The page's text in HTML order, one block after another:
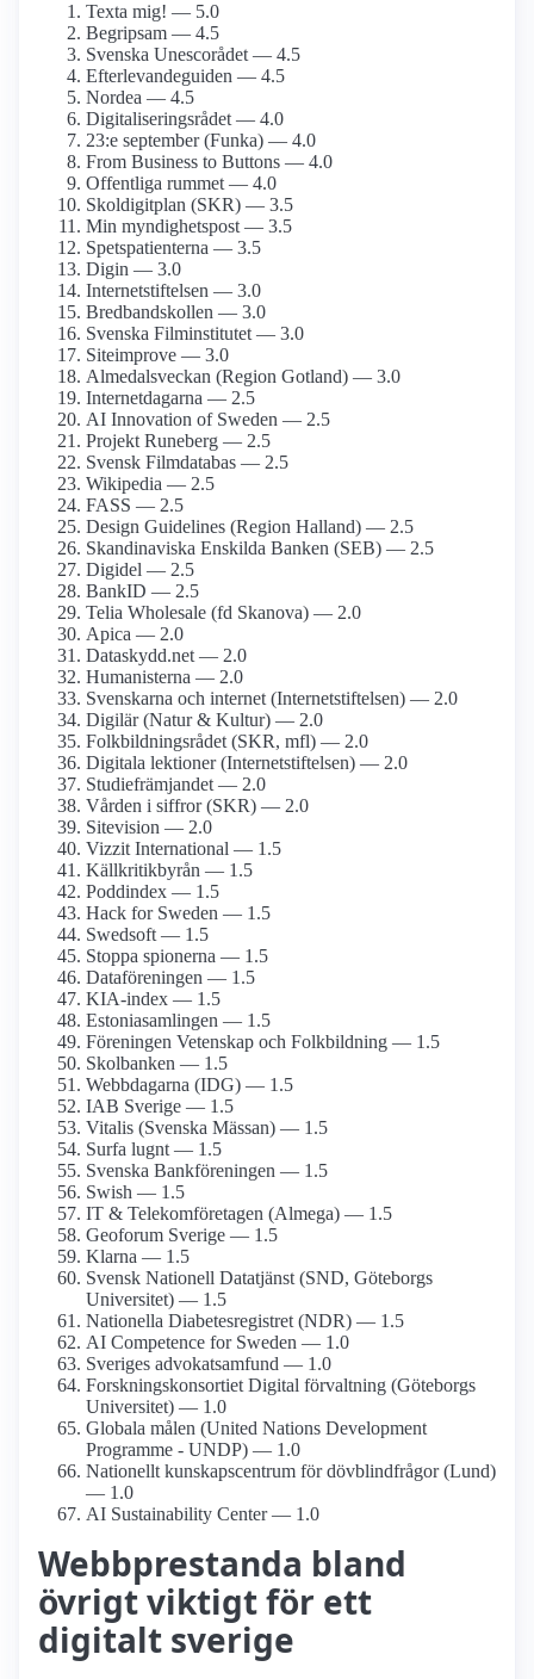
Texta mig! — 5.0
Begripsam — 4.5
Svenska Unescorådet — 4.5
Efterlevande­guiden — 4.5
Nordea — 4.5
Digitaliseringsrådet — 4.0
23:e september (Funka) — 4.0
From Business to Buttons — 4.0
Offentliga rummet — 4.0
Skoldigitplan (SKR) — 3.5
Min myndighets­post — 3.5
Spetspatienterna — 3.5
Digin — 3.0
Internet­stiftelsen — 3.0
Bredbands­kollen — 3.0
Svenska Film­institutet — 3.0
Siteimprove — 3.0
Almedalsveckan (Region Gotland) — 3.0
Internetdagarna — 2.5
AI Innovation of Sweden — 2.5
Projekt Runeberg — 2.5
Svensk Film­databas — 2.5
Wikipedia — 2.5
FASS — 2.5
Design Guidelines (Region Halland) — 2.5
Skandinaviska Enskilda Banken (SEB) — 2.5
Digidel — 2.5
BankID — 2.5
Telia Wholesale (fd Skanova) — 2.0
Apica — 2.0
Dataskydd.net — 2.0
Humanisterna — 2.0
Svenskarna och internet (Internetstiftelsen) — 2.0
Digilär (Natur & Kultur) — 2.0
Folkbildnings­rådet (SKR, mfl) — 2.0
Digitala lektioner (Internetstiftelsen) — 2.0
Studiefrämjandet — 2.0
Vården i siffror (SKR) — 2.0
Sitevision — 2.0
Vizzit International — 1.5
Källkritikbyrån — 1.5
Poddindex — 1.5
Hack for Sweden — 1.5
Swedsoft — 1.5
Stoppa spionerna — 1.5
Dataföreningen — 1.5
KIA-index — 1.5
Estonia­samlingen — 1.5
Föreningen Vetenskap och Folkbildning — 1.5
Skolbanken — 1.5
Webbdagarna (IDG) — 1.5
IAB Sverige — 1.5
Vitalis (Svenska Mässan) — 1.5
Surfa lugnt — 1.5
Svenska Bankföreningen — 1.5
Swish — 1.5
IT & Telekom­företagen (Almega) — 1.5
Geoforum Sverige — 1.5
Klarna — 1.5
Svensk Nationell Datatjänst (SND, Göteborgs
Universitet) — 1.5
Nationella Diabetes­registret (NDR) — 1.5
AI Competence for Sweden — 1.0
Sveriges advokat­samfund — 1.0
Forsknings­konsortiet Digital förvaltning (Göteborgs
Universitet) — 1.0
Globala målen (United Nations Development
Programme - UNDP) — 1.0
Nationellt kunskapsc­entrum för dövblind­frågor (Lund)
— 1.0
AI Sustainability Center — 1.0
Webbprestanda bland
övrigt viktigt för ett
digitalt sverige